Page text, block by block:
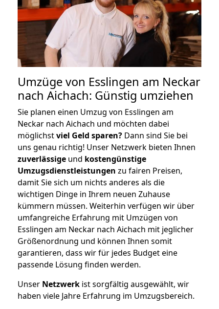
Umzüge von Esslingen am Neckar
nach Aichach: Günstig umziehen
Sie planen einen Umzug von Esslingen am
Neckar nach Aichach und möchten dabei
möglichstviel Geld sparen? Dann sind Sie bei
uns genau richtig! Unser Netzwerk bieten Ihnen
zuverlässige und kostengünstige
Umzugsdienstleistungen zu fairen Preisen,
damit Sie sich um nichts anderes als die
wichtigen Dinge in Ihrem neuen Zuhause
kümmern müssen. Weiterhin verfügen wir über
umfangreiche Erfahrung mit Umzügen von
Esslingen am Neckar nach Aichach mit jeglicher
Größenordnung und können Ihnen somit
garantieren, dass wir für jedes Budget eine
passende Lösung finden werden.
Unser Netzwerk ist sorgfältig ausgewählt, wir
haben viele Jahre Erfahrung im Umzugsbereich.